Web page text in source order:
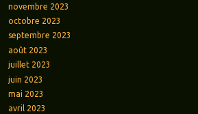
novembre 2023
octobre 2023
septembre 2023
août 2023
juillet 2023
juin 2023
mai 2023
avril 2023